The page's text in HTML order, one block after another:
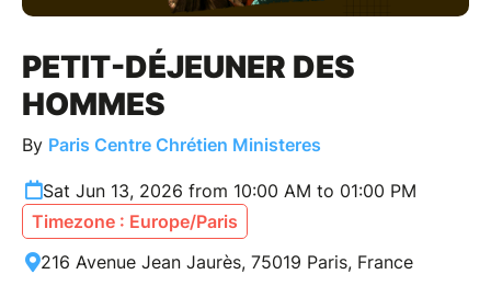
PETIT-DÉJEUNER DES
HOMMES
By Paris Centre Chrétien Ministeres
Sat Jun 13, 2026 from 10:00 AM to 01:00 PM
Timezone : Europe/Paris
216 Avenue Jean Jaurès, 75019 Paris, France